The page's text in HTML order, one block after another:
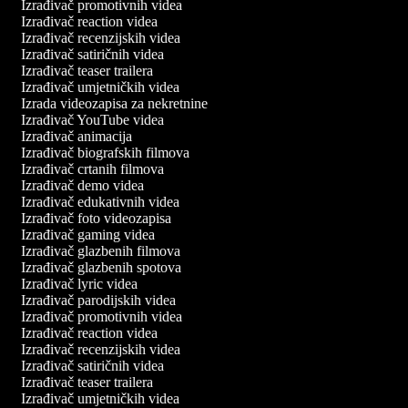
Izrađivač promotivnih videa
Izrađivač reaction videa
Izrađivač recenzijskih videa
Izrađivač satiričnih videa
Izrađivač teaser trailera
Izrađivač umjetničkih videa
Izrada videozapisa za nekretnine
Izrađivač YouTube videa
Izrađivač animacija
Izrađivač biografskih filmova
Izrađivač crtanih filmova
Izrađivač demo videa
Izrađivač edukativnih videa
Izrađivač foto videozapisa
Izrađivač gaming videa
Izrađivač glazbenih filmova
Izrađivač glazbenih spotova
Izrađivač lyric videa
Izrađivač parodijskih videa
Izrađivač promotivnih videa
Izrađivač reaction videa
Izrađivač recenzijskih videa
Izrađivač satiričnih videa
Izrađivač teaser trailera
Izrađivač umjetničkih videa